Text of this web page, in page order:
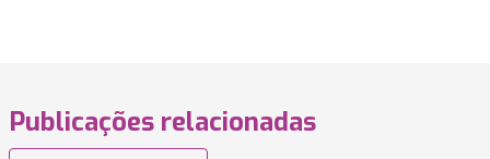
Publicações relacionadas